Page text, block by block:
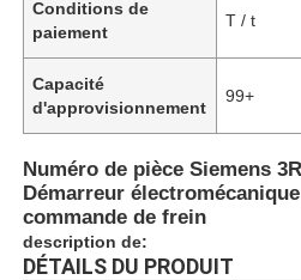
Conditions de
paiement
T / t
Capacité
d'approvisionnement
99+
Numéro de pièce Siemens
Démarreur
commande de frein
description de:
DÉTAILS DU PRODUIT